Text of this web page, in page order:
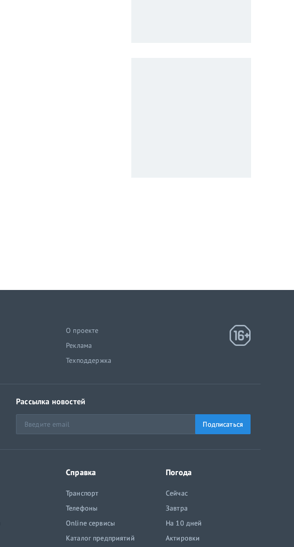
О проекте
Реклама
Техподдержка
Рассылка новостей
Подписаться
Справка
Транспорт
Телефоны
Online сервисы
Каталог предприятий
Погода
Сейчас
Завтра
На 10 дней
Актировки